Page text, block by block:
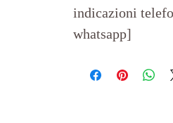
indicazioni
whatsapp]